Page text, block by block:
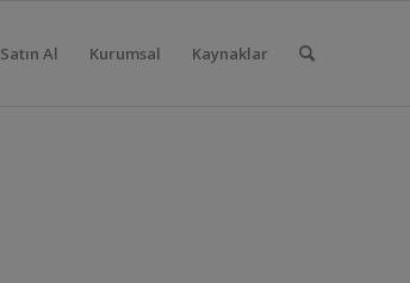
Satın Al Kurumsal Kaynaklar